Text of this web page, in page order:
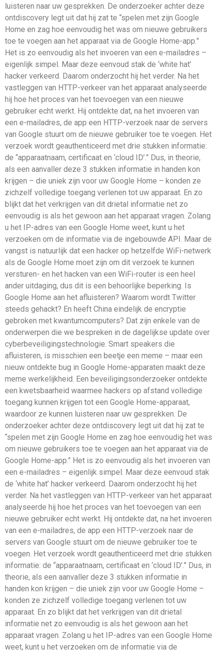
luisteren naar uw gesprekken. De onderzoeker achter deze
ontdiscovery legt uit dat hij zat te “spelen met zijn Google
Home en zag hoe eenvoudig het was om nieuwe gebruikers
toe te voegen aan het apparaat via de Google Home-app.”
Het is zo eenvoudig als het invoeren van een e-mailadres –
eigenlijk simpel. Maar deze eenvoud stak de ‘white hat’
hacker verkeerd. Daarom onderzocht hij het verder. Na het
vastleggen van HTTP-verkeer van het apparaat analyseerde
hij hoe het proces van het toevoegen van een nieuwe
gebruiker echt werkt. Hij ontdekte dat, na het invoeren van
een e-mailadres, de app een HTTP-verzoek naar de servers
van Google stuurt om de nieuwe gebruiker toe te voegen. Het
verzoek wordt geauthenticeerd met drie stukken informatie:
de “apparaatnaam, certificaat en ‘cloud ID’.” Dus, in theorie,
als een aanvaller deze 3 stukken informatie in handen kon
krijgen – die uniek zijn voor uw Google Home – konden ze
zichzelf volledige toegang verlenen tot uw apparaat. En zo
blijkt dat het verkrijgen van dit drietal informatie net zo
eenvoudig is als het gewoon aan het apparaat vragen. Zolang
u het IP-adres van een Google Home weet, kunt u het
verzoeken om de informatie via de ingebouwde API. Maar de
vangst is natuurlijk dat een hacker op hetzelfde WiFi-netwerk
als de Google Home moet zijn om dit verzoek te kunnen
versturen- en het hacken van een WiFi-router is een heel
ander uitdaging, dus dit is een behoorlijke beperking. Is
Google Home aan het afluisteren? Waarom wordt Twitter
steeds gehackt? En heeft China eindelijk de encryptie
gebroken met kwantumcomputers? Dat zijn enkele van de
onderwerpen die we bespreken in de dagelijkse update over
cyberbeveiligingstechnologie. Smart speakers die
afluisteren, is misschien een beetje een meme – maar een
nieuw ontdekte bug in Google Home-apparaten maakt deze
meme werkelijkheid. Een beveiligingsonderzoeker ontdekte
een kwetsbaarheid waarmee hackers op afstand volledige
toegang kunnen krijgen tot een Google Home-apparaat,
waardoor ze kunnen luisteren naar uw gesprekken. De
onderzoeker achter deze ontdiscovery legt uit dat hij zat te
“spelen met zijn Google Home en zag hoe eenvoudig het was
om nieuwe gebruikers toe te voegen aan het apparaat via de
Google Home-app.” Het is zo eenvoudig als het invoeren van
een e-mailadres – eigenlijk simpel. Maar deze eenvoud stak
de ‘white hat’ hacker verkeerd. Daarom onderzocht hij het
verder. Na het vastleggen van HTTP-verkeer van het apparaat
analyseerde hij hoe het proces van het toevoegen van een
nieuwe gebruiker echt werkt. Hij ontdekte dat, na het invoeren
van een e-mailadres, de app een HTTP-verzoek naar de
servers van Google stuurt om de nieuwe gebruiker toe te
voegen. Het verzoek wordt geauthenticeerd met drie stukken
informatie: de “apparaatnaam, certificaat en ‘cloud ID’.” Dus, in
theorie, als een aanvaller deze 3 stukken informatie in
handen kon krijgen – die uniek zijn voor uw Google Home –
konden ze zichzelf volledige toegang verlenen tot uw
apparaat. En zo blijkt dat het verkrijgen van dit drietal
informatie net zo eenvoudig is als het gewoon aan het
apparaat vragen. Zolang u het IP-adres van een Google Home
weet, kunt u het verzoeken om de informatie via de